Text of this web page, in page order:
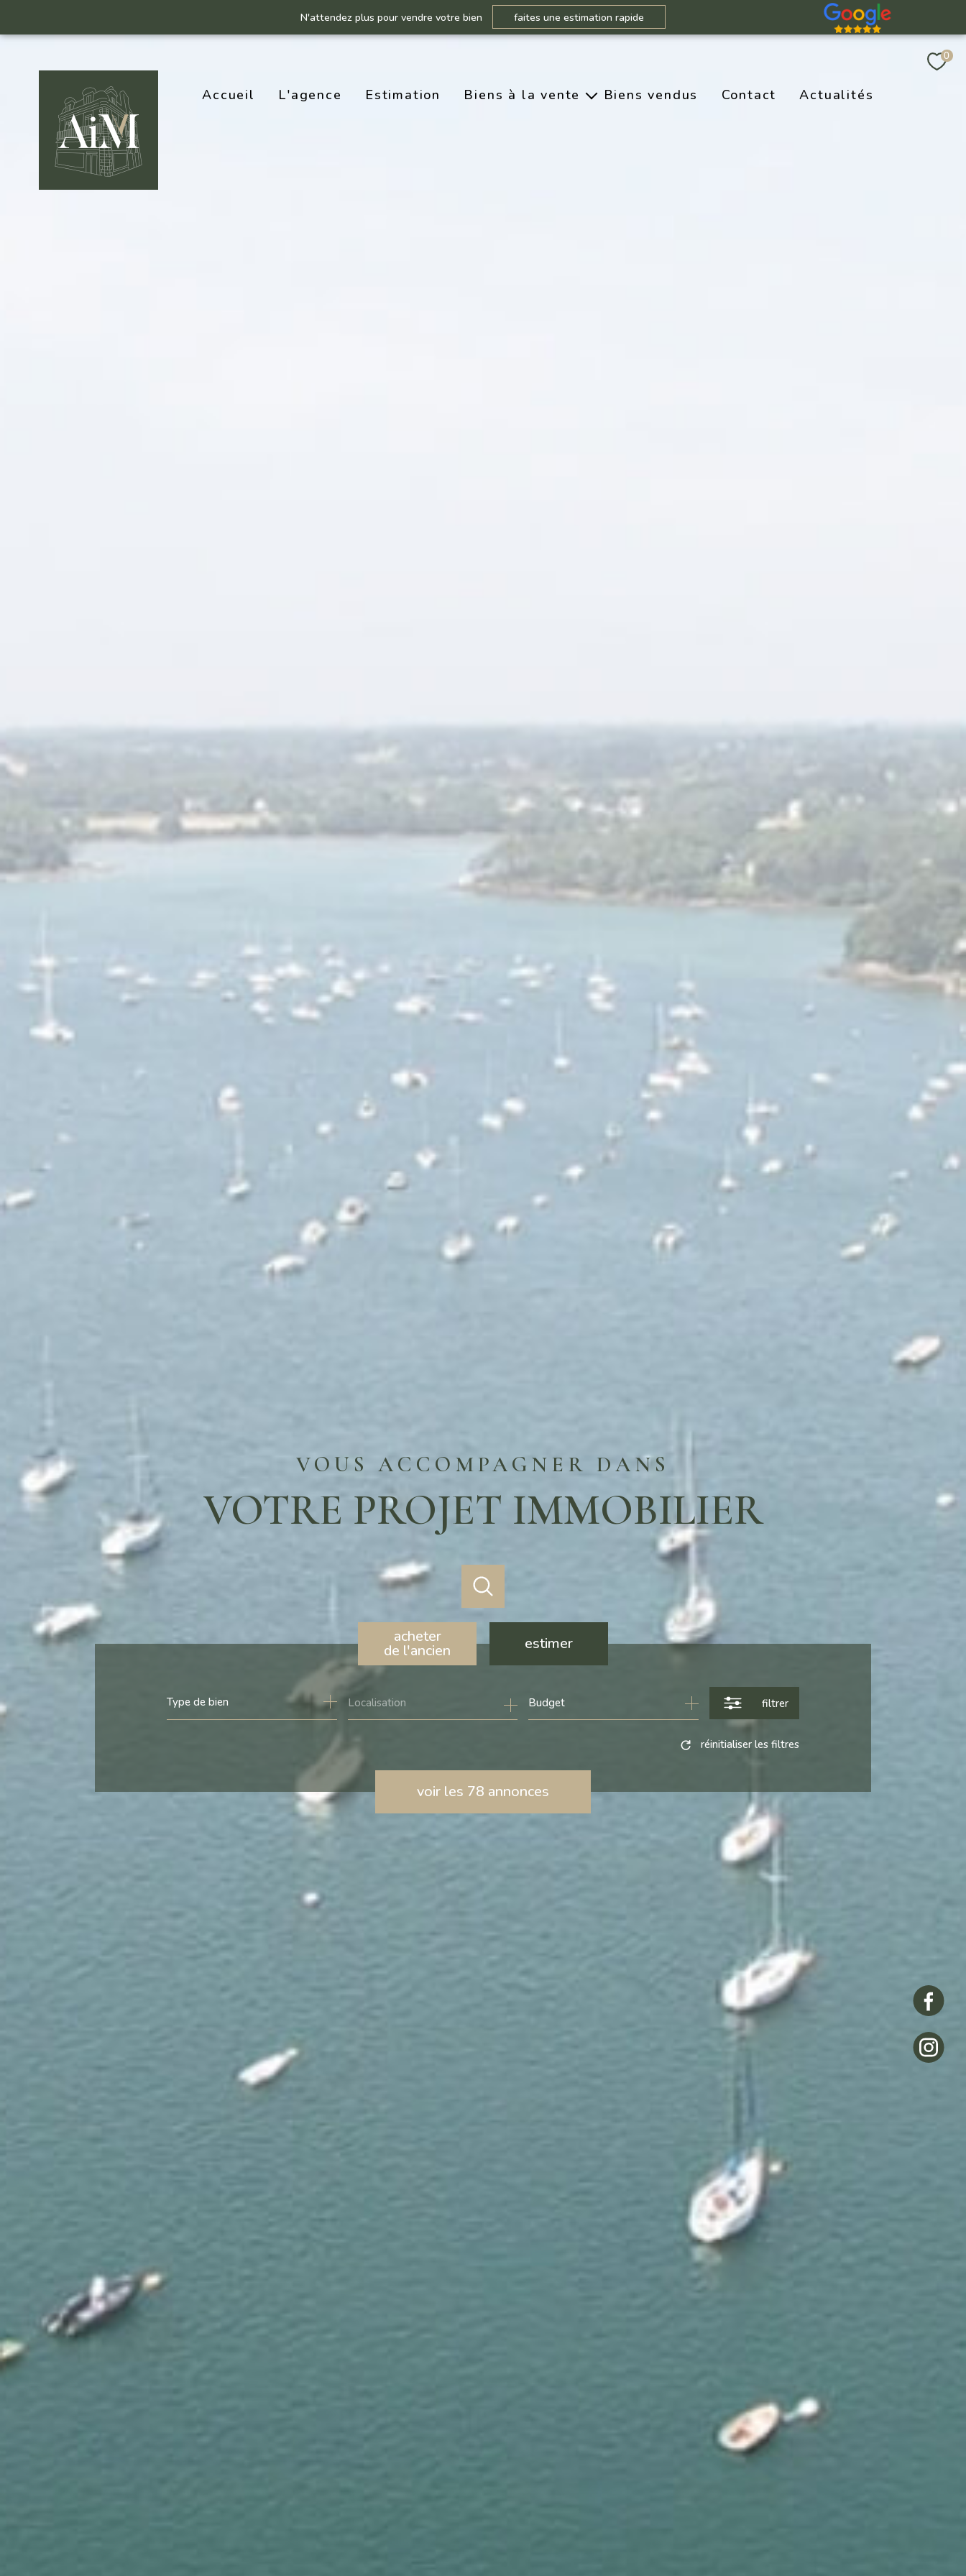
N'attendez plus pour vendre votre bien faites une estimation rapide
0
Accueil L'agence Estimation Biens à la vente Biens vendus Contact Actualités
VOUS ACCOMPAGNER DANS
VOTRE PROJET IMMOBILIER
acheter
de l'ancien
de l'immo pro
estimer
Type de bien Budget filtrer
voir les 78 annonces
réinitialiser les filtres